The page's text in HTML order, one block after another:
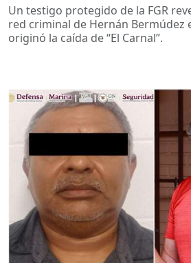
Un testigo protegido de la FGR
red criminal de Hernán Bermúdez
originó la caída de “El Carnal”.